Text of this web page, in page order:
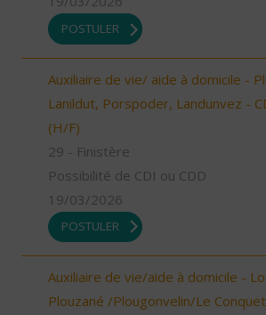
POSTULER
Auxiliaire de vie/ aide à domicile -
Lanildut, Porspoder, Landunvez -
(H/F)
29 - Finistère
Possibilité de CDI ou CDD
19/03/2026
POSTULER
Auxiliaire de vie/aide à domicile -
Plouzané /Plougonvelin/Le